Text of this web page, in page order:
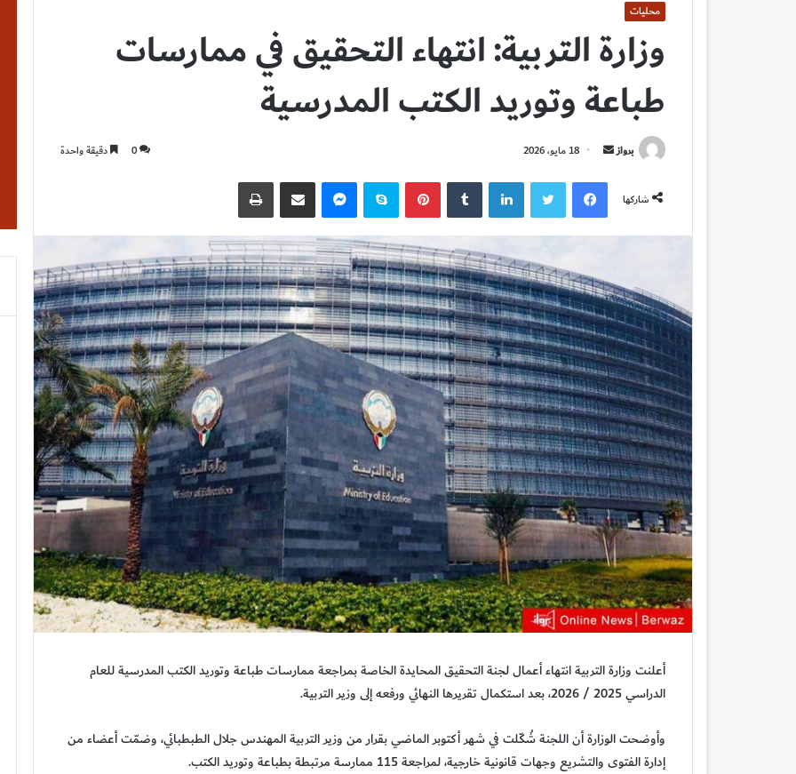
محليات
وزارة التربية: انتهاء التحقيق في ممارسات
طباعة وتوريد الكتب المدرسية
برواز
أرسل
إلكترونيا
18 مايو، 2026 0 دقيقة واحدة
شاركها
فيسبوكتويتر لينكدإن ‏Tumblr بينتيريستسكايب ماسنجر مشاركة عبر البريد طباعة
أعلنت وزارة التربية انتهاء أعمال لجنة التحقيق المحايدة الخاصة بمراجعة ممارسات طباعة وتوريد الكتب المدرسية للعام
الدراسي 2025 / 2026، بعد استكمال تقريرها النهائي ورفعه إلى وزير التربية.
وأوضحت الوزارة أن اللجنة شُكّلت في شهر أكتوبر الماضي بقرار من وزير التربية المهندس جلال الطبطبائي، وضمّت أعضاء من
إدارة الفتوى والتشريع وجهات قانونية خارجية، لمراجعة 115 ممارسة مرتبطة بطباعة وتوريد الكتب.